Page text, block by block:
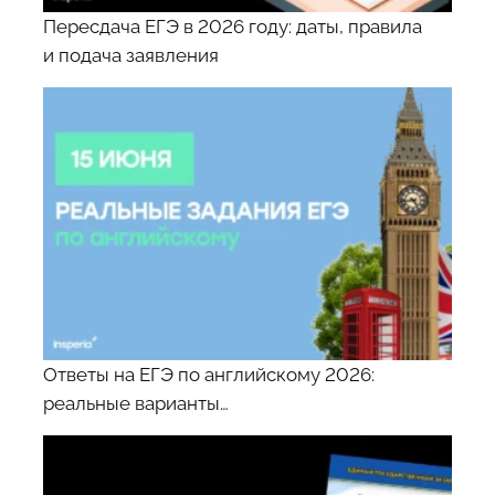
Пересдача ЕГЭ в 2026 году: даты, правила
и подача заявления
Ответы на ЕГЭ по английскому 2026:
реальные варианты…